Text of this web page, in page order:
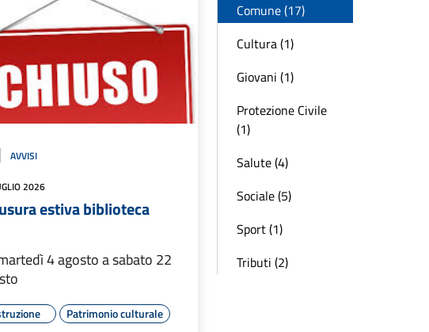
AVVISI
2026
estiva biblioteca
4 agosto a sabato 22
Patrimonio culturale
Comune (17)
Cultura (1)
Giovani (1)
Protezione Civile
(1)
Salute (4)
Sociale (5)
Sport (1)
Tributi (2)